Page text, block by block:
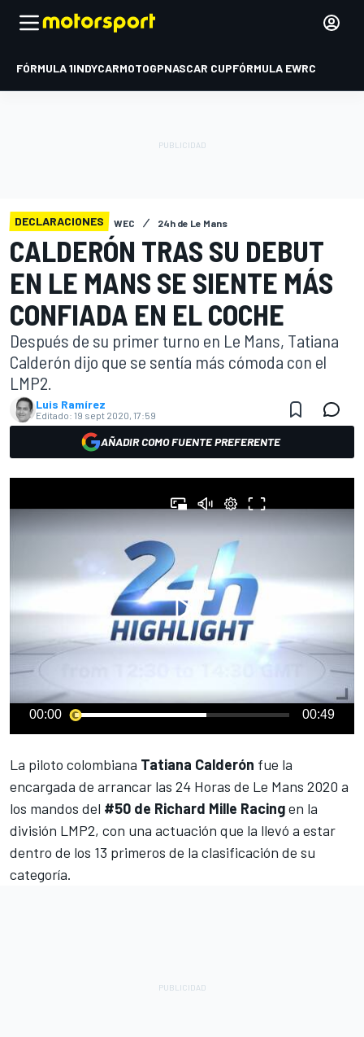
FÓRMULA 1INDYCARMOTOGPNASCAR CUPFÓRMULA EWRC
DECLARACIONES WEC 24h de Le Mans
CALDERÓN TRAS SU DEBUT
EN LE MANS SE SIENTE MÁS
CONFIADA EN EL COCHE
Después de su primer turno en Le Mans, Tatiana
Calderón dijo que se sentía más cómoda con el
LMP2.
Luis Ramírez
Editado: 19 sept 2020, 17:59
AÑADIR COMO FUENTE PREFERENTE
00:00 00:49
La piloto colombiana Tatiana Calderón fue la
encargada de arrancar las 24 Horas de Le Mans 2020 a
los mandos del #50 de Richard Mille Racingen la
división LMP2, con una actuación que la llevó a estar
dentro de los 13 primeros de la clasificación de su
categoría.